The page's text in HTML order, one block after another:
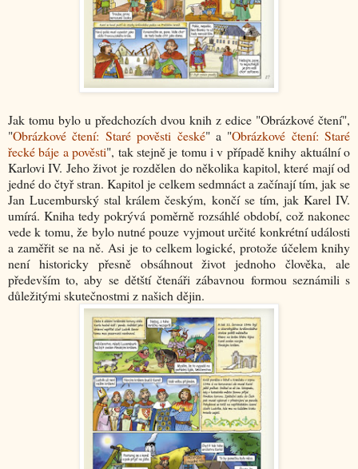
Jak tomu bylo u předchozích dvou knih z edice "Obrázkové čtení",
"Obrázkové čtení: Staré pověsti české" a "Obrázkové čtení: Staré
řecké báje a pověsti", tak stejně je tomu i v případě knihy aktuální o
Karlovi IV. Jeho život je rozdělen do několika kapitol, které mají od
jedné do čtyř stran. Kapitol je celkem sedmnáct a začínají tím, jak se
Jan Lucemburský stal králem českým, končí se tím, jak Karel IV.
umírá. Kniha tedy pokrývá poměrně rozsáhlé období, což nakonec
vede k tomu, že bylo nutné pouze vyjmout určité konkrétní události
a zaměřit se na ně. Asi je to celkem logické, protože účelem knihy
není historicky přesně obsáhnout život jednoho člověka, ale
především to, aby se dětští čtenáři zábavnou formou seznámili s
důležitými skutečnostmi z našich dějin.